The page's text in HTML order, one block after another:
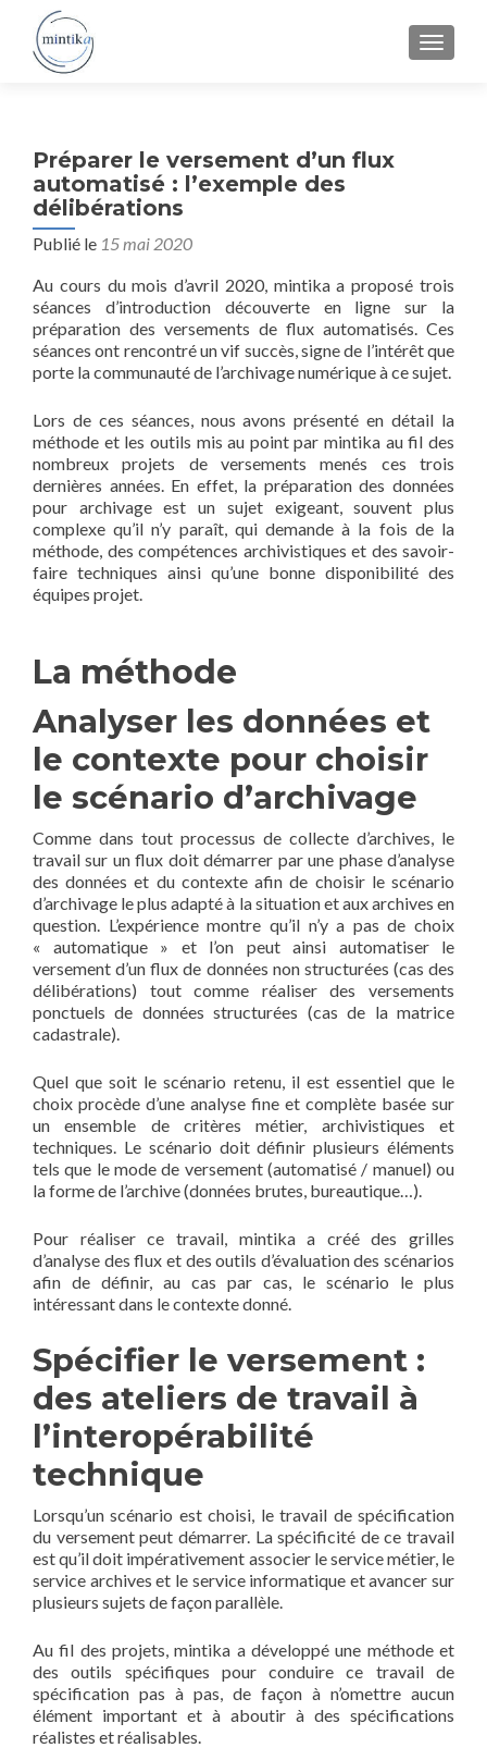
MENU
Préparer le versement d’un flux
automatisé : l’exemple des
délibérations
Publié le 15 mai 2020
Au cours du mois d’avril 2020, mintika a proposé trois
séances d’introduction découverte en ligne sur la
préparation des versements de flux automatisés. Ces
séances ont rencontré un vif succès, signe de l’intérêt que
porte la communauté de l’archivage numérique à ce sujet.
Lors de ces séances, nous avons présenté en détail la
méthode et les outils mis au point par mintika au fil des
nombreux projets de versements menés ces trois
dernières années. En effet, la préparation des données
pour archivage est un sujet exigeant, souvent plus
complexe qu’il n’y paraît, qui demande à la fois de la
méthode, des compétences archivistiques et des savoir-
faire techniques ainsi qu’une bonne disponibilité des
équipes projet.
La méthode
Analyser les données et
le contexte pour choisir
le scénario d’archivage
Comme dans tout processus de collecte d’archives, le
travail sur un flux doit démarrer par une phase d’analyse
des données et du contexte afin de choisir le scénario
d’archivage le plus adapté à la situation et aux archives en
question. L’expérience montre qu’il n’y a pas de choix
« automatique » et l’on peut ainsi automatiser le
versement d’un flux de données non structurées (cas des
délibérations) tout comme réaliser des versements
ponctuels de données structurées (cas de la matrice
cadastrale).
Quel que soit le scénario retenu, il est essentiel que le
choix procède d’une analyse fine et complète basée sur
un ensemble de critères métier, archivistiques et
techniques. Le scénario doit définir plusieurs éléments
tels que le mode de versement (automatisé / manuel) ou
la forme de l’archive (données brutes, bureautique…).
Pour réaliser ce travail, mintika a créé des grilles
d’analyse des flux et des outils d’évaluation des scénarios
afin de définir, au cas par cas, le scénario le plus
intéressant dans le contexte donné.
Spécifier le versement :
des ateliers de travail à
l’interopérabilité
technique
Lorsqu’un scénario est choisi, le travail de spécification
du versement peut démarrer. La spécificité de ce travail
est qu’il doit impérativement associer le service métier, le
service archives et le service informatique et avancer sur
plusieurs sujets de façon parallèle.
Au fil des projets, mintika a développé une méthode et
des outils spécifiques pour conduire ce travail de
spécification pas à pas, de façon à n’omettre aucun
élément important et à aboutir à des spécifications
réalistes et réalisables.